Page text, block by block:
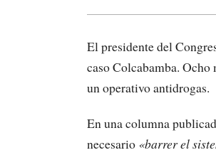
El presidente del
caso Colcabamba.
un operativo antidrogas.
En una columna
necesario «barrer el